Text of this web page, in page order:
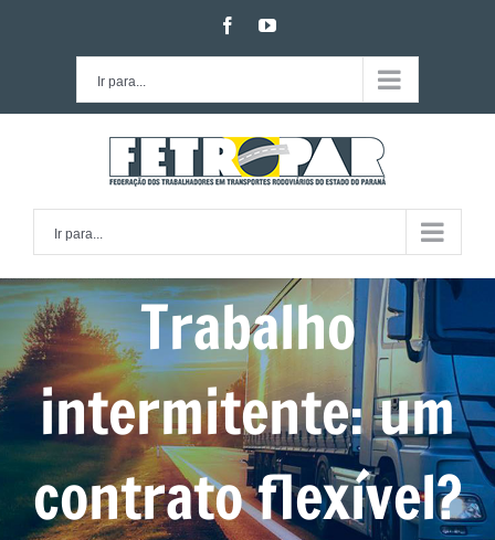
facebookyoutube
Ir para...
Ir para...
Trabalho
intermitente: um
contrato flexível?